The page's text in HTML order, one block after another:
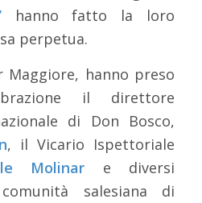
hanno fatto la loro
perpetua.
Maggiore, hanno preso
il direttore
di Don Bosco,
, il Vicario Ispettoriale
Molinar e diversi
salesiana di